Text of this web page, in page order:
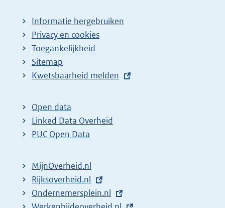
Informatie hergebruiken
Privacy en cookies
Toegankelijkheid
Sitemap
E
t
e
r
l
i
n
Kwetsbaarheid melden
Open data
Linked Data Overheid
PUC Open Data
MijnOverheid.nl
E
x
Rijksoverheid.nl
E
Ondernemersplein.nl